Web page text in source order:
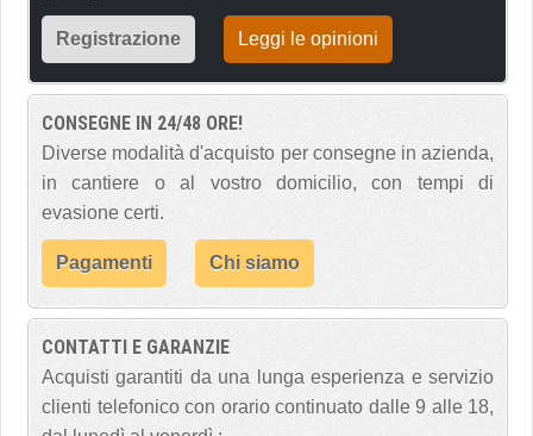
Registrazione Leggi le opinioni
CONSEGNE IN 24/48 ORE!
Diverse modalità d'acquisto per consegne in azienda,
in cantiere o al vostro domicilio, con tempi di
evasione certi.
Pagamenti Chi siamo
CONTATTI E GARANZIE
Acquisti garantiti da una lunga esperienza e servizio
clienti telefonico con orario continuato dalle 9 alle 18,